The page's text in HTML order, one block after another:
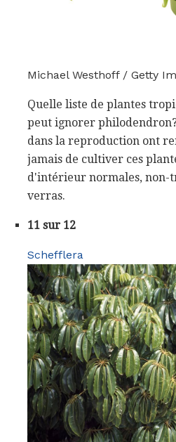
Michael Westhoff / Getty
Quelle liste de plantes
peut ignorer
dans la reproduction ont
jamais de cultiver ces
d'intérieur normales, non-
verras.
11 sur 12
Schefflera